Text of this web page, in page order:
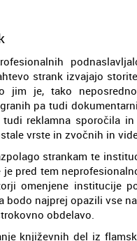
strank izvajajo
jim je, tako
pa tudi
reklamna sporočila in
vrste in zvočnih in
strankam te
pred tem
omenjene institucije
najprej opazili vse
obdelavo.
književnih del iz